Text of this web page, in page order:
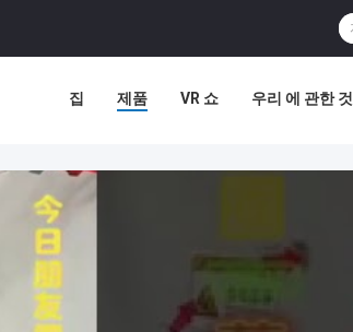
집 제품 VR 쇼 우리 에 관한 것